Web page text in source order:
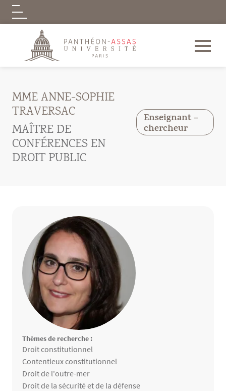
Logo
MME ANNE-SOPHIE
TRAVERSAC
MAÎTRE DE
CONFÉRENCES EN
DROIT PUBLIC
Enseignant –
chercheur
Thèmes de recherche :
Thèmes de recherche
Droit constitutionnel
Contentieux constitutionnel
Droit de l'outre-mer
Droit de la sécurité et de la défense